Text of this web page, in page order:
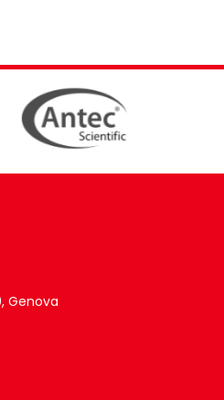
Genova